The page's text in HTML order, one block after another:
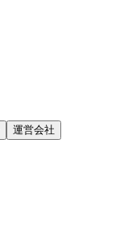
運営会社